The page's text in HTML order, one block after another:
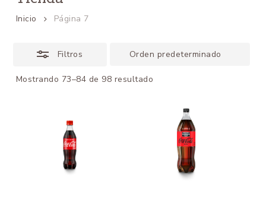
Inicio Página 7
Filtros
Mostrando 73–84 de 98 resultado